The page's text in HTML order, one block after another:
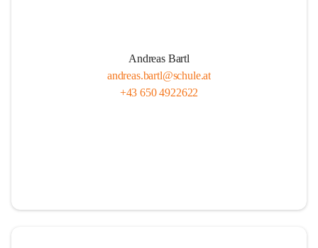
Andreas Bartl
andreas.bartl@schule.at
+43 650 4922622